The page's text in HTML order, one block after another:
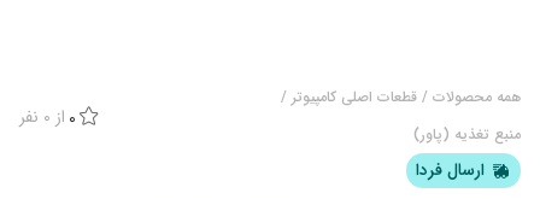
همه محصولات / قطعات اصلی کامپیوتر /
منبع تغذیه (پاور)
0 از 0 نفر
ارسال فردا